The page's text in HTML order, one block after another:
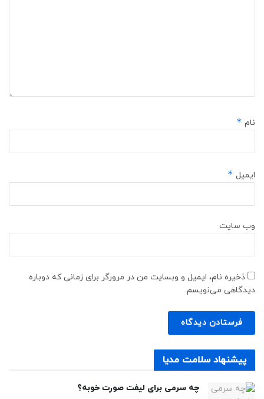
نام *
ایمیل *
وب‌ سایت
ذخیره نام، ایمیل و وبسایت من در مرورگر برای زمانی که دوباره
دیدگاهی می‌نویسم.
پیشنهاد سلامت مدیا
چه سرمی برای لیفت صورت خوبه؟